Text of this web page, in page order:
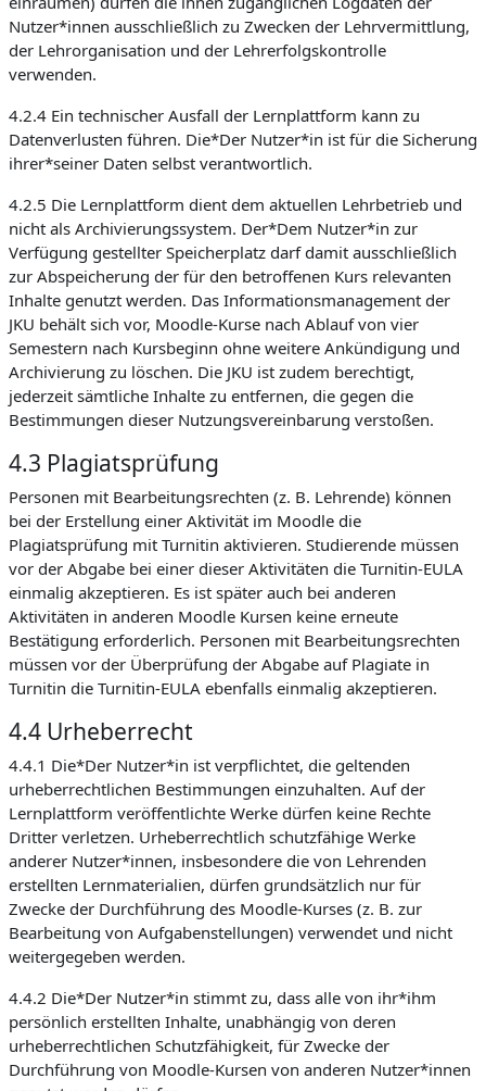
Nutzer*innen ausschließlich zu Zwecken der Lehrvermittlung,
der Lehrorganisation und der Lehrerfolgskontrolle
verwenden.
4.2.4 Ein technischer Ausfall der Lernplattform kann zu
Datenverlusten führen. Die*Der Nutzer*in ist für die Sicherung
ihrer*seiner Daten selbst verantwortlich.
4.2.5 Die Lernplattform dient dem aktuellen Lehrbetrieb und
nicht als Archivierungssystem. Der*Dem Nutzer*in zur
Verfügung gestellter Speicherplatz darf damit ausschließlich
zur Abspeicherung der für den betroffenen Kurs relevanten
Inhalte genutzt werden. Das Informationsmanagement der
JKU behält sich vor, Moodle-Kurse nach Ablauf von vier
Semestern nach Kursbeginn ohne weitere Ankündigung und
Archivierung zu löschen. Die JKU ist zudem berechtigt,
jederzeit sämtliche Inhalte zu entfernen, die gegen die
Bestimmungen dieser Nutzungsvereinbarung verstoßen.
4.3 Plagiatsprüfung
Personen mit Bearbeitungsrechten (z. B. Lehrende) können
bei der Erstellung einer Aktivität im Moodle die
Plagiatsprüfung mit Turnitin aktivieren. Studierende müssen
vor der Abgabe bei einer dieser Aktivitäten die Turnitin-EULA
einmalig akzeptieren. Es ist später auch bei anderen
Aktivitäten in anderen Moodle Kursen keine erneute
Bestätigung erforderlich. Personen mit Bearbeitungsrechten
müssen vor der Überprüfung der Abgabe auf Plagiate in
Turnitin die Turnitin-EULA ebenfalls einmalig akzeptieren.
4.4 Urheberrecht
4.4.1 Die*Der Nutzer*in ist verpflichtet, die geltenden
urheberrechtlichen Bestimmungen einzuhalten. Auf der
Lernplattform veröffentlichte Werke dürfen keine Rechte
Dritter verletzen. Urheberrechtlich schutzfähige Werke
anderer Nutzer*innen, insbesondere die von Lehrenden
erstellten Lernmaterialien, dürfen grundsätzlich nur für
Zwecke der Durchführung des Moodle-Kurses (z. B. zur
Bearbeitung von Aufgabenstellungen) verwendet und nicht
weitergegeben werden.
4.4.2 Die*Der Nutzer*in stimmt zu, dass alle von ihr*ihm
persönlich erstellten Inhalte, unabhängig von deren
urheberrechtlichen Schutzfähigkeit, für Zwecke der
Durchführung von Moodle-Kursen von anderen Nutzer*innen